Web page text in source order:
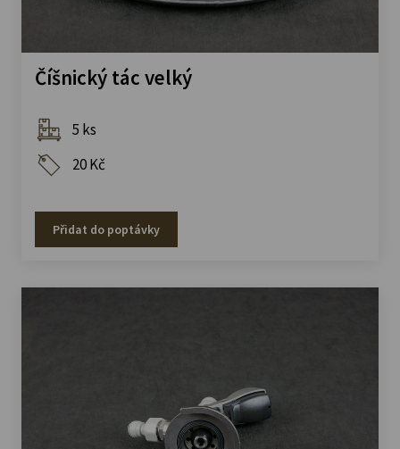
Číšnický tác velký
5 ks
20 Kč
Přidat do poptávky